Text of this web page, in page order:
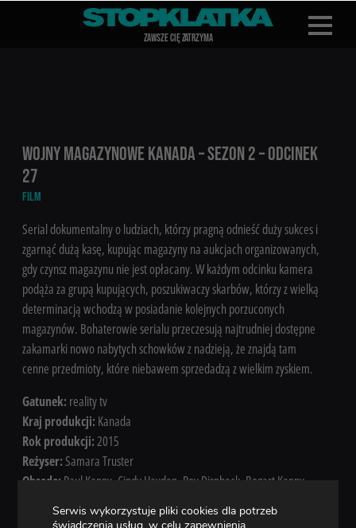
ZAWSZE CIĘ ZATRZYMA
WOJNY MAGAZYNOWE KANADA – SEZON 2 – ODCINEK
27
FILM
Serial dokumentalny o ludziach, którzy pragną odnieść duży sukces i
zgarnąć dużą kasę, kupując magazyny na aukcjach organizowanych,
gdy czynsz magazynu nie jest opłacany. W każdym odcinku kamera
podąża za grupą kupujących, poszukiwaczy skarbów, którzy z wielką
determinacją wchodzą w posiadanie kolejnych porzuconych
magazynów. Bohaterowie serialu przeczesują najtrudniej dostępne
zakamarki nowo nabytych schowków z nadzieją, że znajdą tam
cenne przedmioty, które niebawem sprzedadzą z wielkim zyskiem.
Gatunek: reality tv
Kraj produkcji: Kanada
Rok produkcji:2015
Reżyser: Samara Truster
Obsada: Paul Kenny, Cindy Hayden, Roy Dirnbeck, Bogart Kenny,
Serwis wykorzystuje pliki cookies dla potrzeb